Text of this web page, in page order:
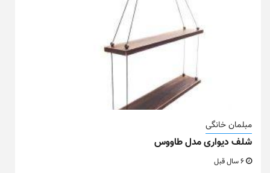
مبلمان خانگی
شلف دیواری مدل طاووس